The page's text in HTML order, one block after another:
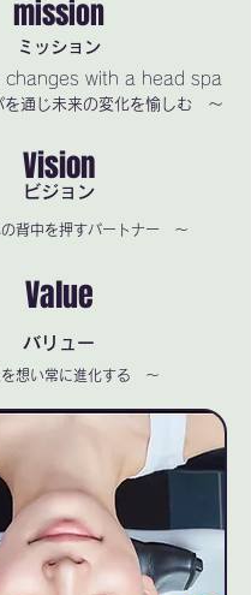
mission
ミッション
changes with a head spa
通じ未来の変化を愉しむ 〜
Vision
ビジョン
背中を押すパートナー 〜
Value
バリュー
想い常に進化する 〜